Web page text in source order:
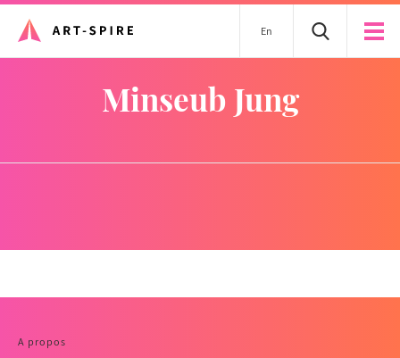
En
Minseub Jung
A propos